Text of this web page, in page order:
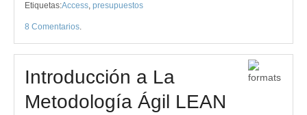
Compartir
Etiquetas:Access, presupuestos
8 Comentarios.
Introducción a La
Metodología Ágil LEAN